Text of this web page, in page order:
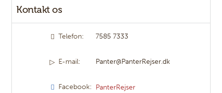
Kontakt os
Telefon: 7585 7333
E-mail: Panter@PanterRejser.dk
Facebook: PanterRejser